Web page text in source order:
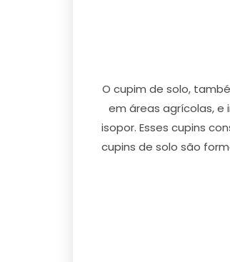
O cupim de solo,
em áreas agrícolas, e
isopor. Esses cupins
cupins de solo são